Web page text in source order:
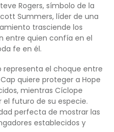
Rogers, símbolo de la
Summers, líder de una
trasciende los
entre quien confía en el
fe en él.
el choque entre
quiere proteger a Hope
mientras Cíclope
futuro de su especie.
perfecta de mostrar las
establecidos y